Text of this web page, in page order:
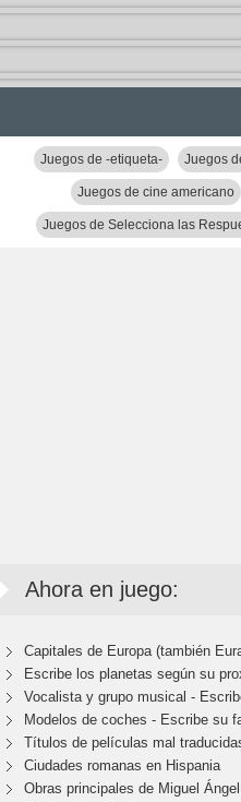
Juegos de -etiqueta- Juegos
Juegos de cine americano
Juegos de Selecciona las
Ahora en juego:
Capitales de Europa (también
Escribe los planetas según su
Vocalista y grupo musical -
Modelos de coches - Escribe su
Títulos de películas mal
Ciudades romanas en Hispania
Obras principales de Miguel Ángel